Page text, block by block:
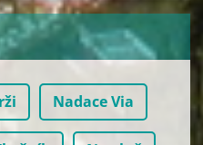
Nadace Via